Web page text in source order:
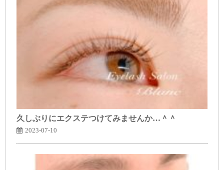
久しぶりにエクステつけてみませんか…＾＾
2023-07-10